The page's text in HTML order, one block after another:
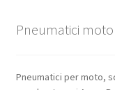
Pneumatici
Pneumatici per moto,